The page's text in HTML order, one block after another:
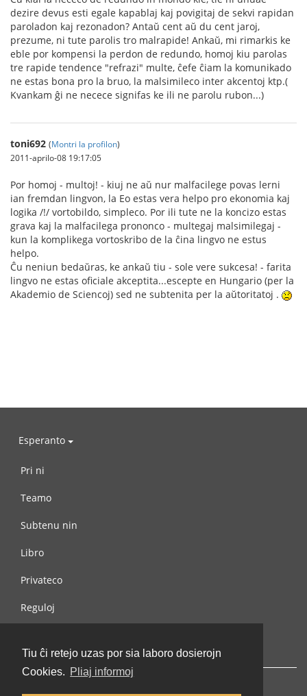
Tiu ĉi retejo uzas por sia laboro dosierojn
Cookies. Pliaj informoj
dezire devus esti egale kapablaj kaj povigitaj de sekvi rapidan
paroladon kaj rezonadon? Antaŭ cent aŭ du cent jaroj,
prezume, ni tute parolis tro malrapide! Ankaŭ, mi rimarkis ke
eble por kompensi la perdon de redundo, homoj kiu parolas
tre rapide tendence "refrazi" multe, ĉefe ĉiam la komunikado
ne estas bona pro la bruo, la malsimileco inter akcentoj ktp.(
Kvankam ĝi ne necece signifas ke ili ne parolu rubon...)
toni692 (Montri la profilon)
2011-aprilo-08 19:17:05
Por homoj - multoj! - kiuj ne aŭ nur malfacilege povas lerni
ian fremdan lingvon, la Eo estas vera helpo pro ekonomia kaj
logika /!/ vortobildo, simpleco. Por ili tute ne la koncizo estas
grava kaj la malfacilega prononco - multegaj malsimilegaj -
kun la komplikega vortoskribo de la ĉina lingvo ne estus
helpo.
Ĉu neniun bedaŭras, ke ankaŭ tiu - sole vere sukcesa! - farita
lingvo ne estas oficiale akceptita...escepte en Hungario (per la
Akademio de Sciencoj) sed ne subtenita per la aŭtoritatoj .
Esperanto
Pri ni
Teamo
Subtenu nin
Libro
Privateco
Reguloj